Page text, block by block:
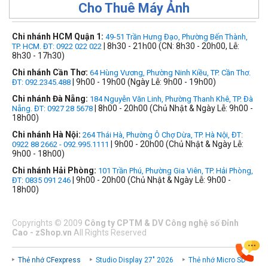
Cho Thuê Máy Ảnh
Chi nhánh HCM Quận 1: 49-51 Trần Hưng Đạo, Phường Bến Thành,
TP. HCM. ĐT: 0922 022 022 | 8h30 - 21h00 (CN: 8h30 - 20h00, Lễ:
8h30 - 17h30)
Chi nhánh Cần Thơ: 64 Hùng Vương, Phường Ninh Kiều, TP. Cần Thơ.
ĐT: 092.2345.488 | 9h00 - 19h00 (Ngày Lễ: 9h00 - 19h00)
Chi nhánh Đà Nẵng: 184 Nguyễn Văn Linh, Phường Thanh Khê, TP. Đà
Nẵng. ĐT: 0927 28 5678 | 8h00 - 20h00 (Chủ Nhật & Ngày Lễ: 9h00 -
18h00)
Chi nhánh Hà Nội: 264 Thái Hà, Phường Ô Chợ Dừa, TP. Hà Nội, ĐT:
0922 88 2662 - 092.995.1111
| 9h00 - 20h00 (Chủ Nhật & Ngày Lễ:
9h00 - 18h00)
Chi nhánh Hải Phòng: 101 Trần Phú, Phường Gia Viên, TP. Hải Phòng,
ĐT: 0835 091 246 | 9h00 - 20h00 (Chủ Nhật & Ngày Lễ: 9h00 -
18h00)
Copyrights © 2009 Công ty CPTM & DV Công nghệ số Đỉnh
Cao - zShop.vn All Rights Reserved
Thẻ nhớ CFexpress Studio Display 27" 2026 Thẻ nhớ Micro SD